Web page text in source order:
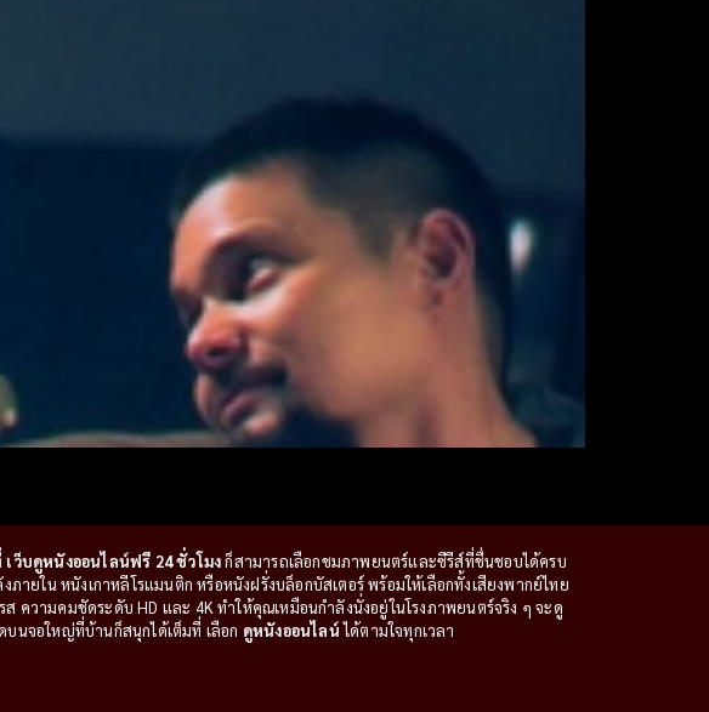
เว็บดูหนังออนไลน์ฟรี 24 ชั่วโมงก็สามารถเลือกชมภาพยนตร์และซีรีส์ที่ชื่นชอบได้ครบ
ภายใน หนังเกาหลีโรแมนติก หรือหนังฝรั่งบล็อกบัสเตอร์ พร้อมให้เลือกทั้งเสียงพากย์ไทย
ความคมชัดระดับ HD และ 4K ทำให้คุณเหมือนกำลังนั่งอยู่ในโรงภาพยนตร์จริง ๆ จะดู
บนจอใหญ่ที่บ้านก็สนุกได้เต็มที่ เลือก ดูหนังออนไลน์ได้ตามใจทุกเวลา